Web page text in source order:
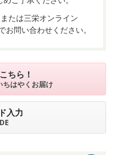
たは三栄オンライン
お問い合わせください。
ちら！
ちはやくお届け
入力